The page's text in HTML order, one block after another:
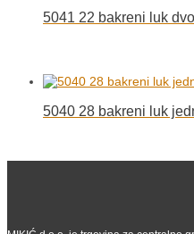
5041 22 bakreni luk
5040 28 bakreni luk